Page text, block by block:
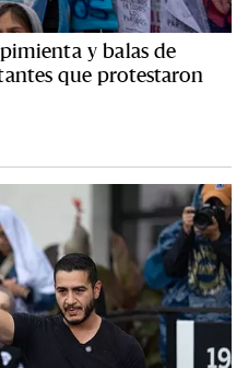
y balas de
que protestaron